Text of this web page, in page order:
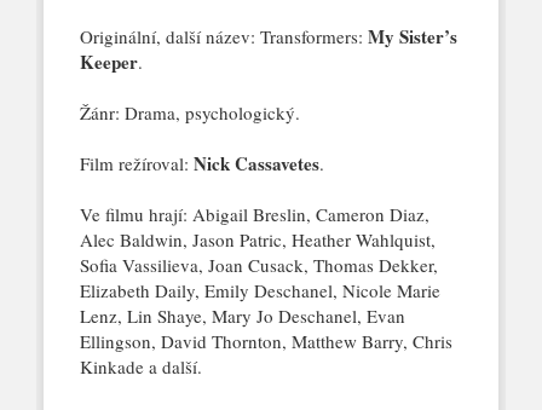
Originální, další název: Transformers: My Sister’s
Keeper.
Žánr: Drama, psychologický.
Film režíroval: Nick Cassavetes.
Ve filmu hrají: Abigail Breslin, Cameron Diaz,
Alec Baldwin, Jason Patric, Heather Wahlquist,
Sofia Vassilieva, Joan Cusack, Thomas Dekker,
Elizabeth Daily, Emily Deschanel, Nicole Marie
Lenz, Lin Shaye, Mary Jo Deschanel, Evan
Ellingson, David Thornton, Matthew Barry, Chris
Kinkade a další.